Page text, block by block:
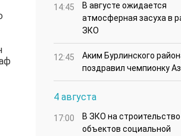
14:45
В августе ожидается
атмосферная засуха в
ЗКО
12:45
Аким Бурлинского
поздравил чемпионку
4 августа
17:00
В ЗКО на строительство
объектов социальной